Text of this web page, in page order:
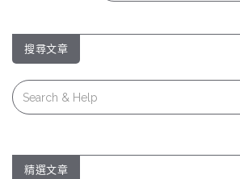
搜尋文章
Search
for:
精選文章